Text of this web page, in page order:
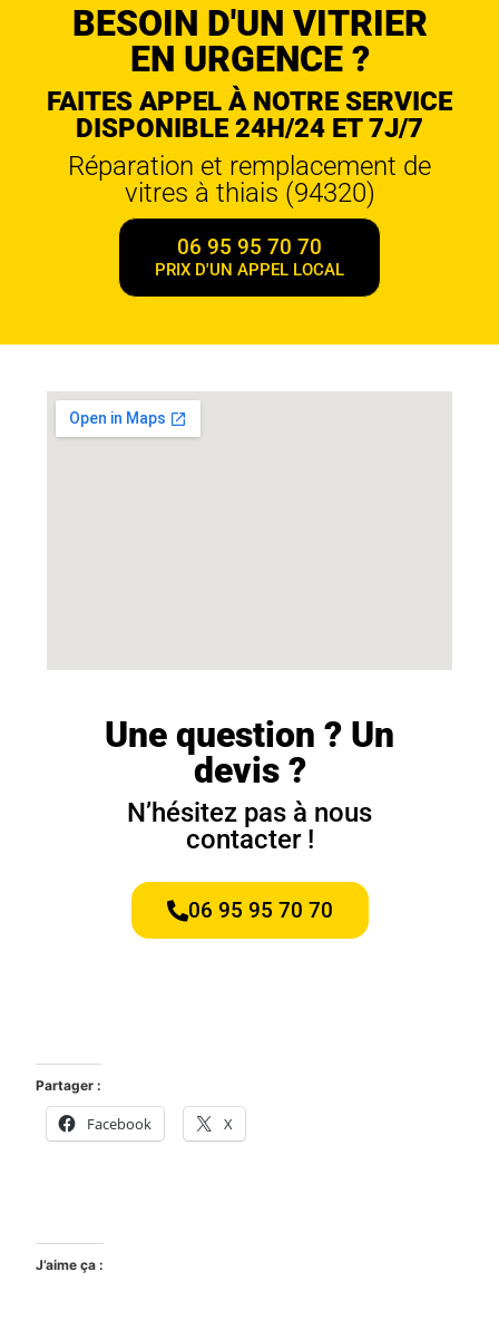
BESOIN D'UN VITRIER
EN URGENCE ?
FAITES APPEL À NOTRE SERVICE
DISPONIBLE 24H/24 ET 7J/7
Réparation et remplacement de
vitres à thiais (94320)
06 95 95 70 70
PRIX D'UN APPEL LOCAL
Une question ? Un
devis ?
N’hésitez pas à nous
contacter !
06 95 95 70 70
Partager :
Facebook X
J’aime ça :